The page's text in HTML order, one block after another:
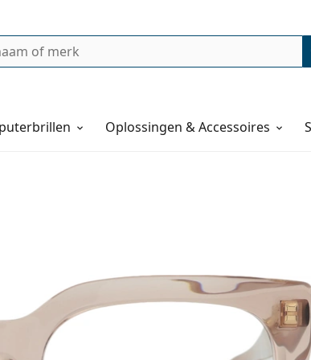
Oplossingen & Accessoires